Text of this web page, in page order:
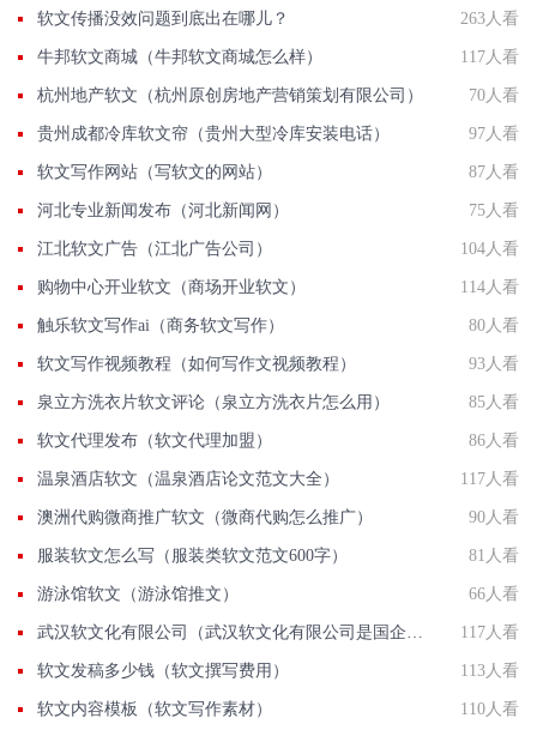
软文传播没效问题到底出在哪儿？ 263人看
牛邦软文商城（牛邦软文商城怎么样） 117人看
杭州地产软文（杭州原创房地产营销策划有限公司） 70人看
贵州成都冷库软文帘（贵州大型冷库安装电话） 97人看
软文写作网站（写软文的网站） 87人看
河北专业新闻发布（河北新闻网） 75人看
江北软文广告（江北广告公司） 104人看
购物中心开业软文（商场开业软文） 114人看
触乐软文写作ai（商务软文写作） 80人看
软文写作视频教程（如何写作文视频教程） 93人看
泉立方洗衣片软文评论（泉立方洗衣片怎么用） 85人看
软文代理发布（软文代理加盟） 86人看
温泉酒店软文（温泉酒店论文范文大全） 117人看
澳洲代购微商推广软文（微商代购怎么推广） 90人看
服装软文怎么写（服装类软文范文600字） 81人看
游泳馆软文（游泳馆推文） 66人看
117人看
软文发稿多少钱（软文撰写费用） 113人看
软文内容模板（软文写作素材） 110人看